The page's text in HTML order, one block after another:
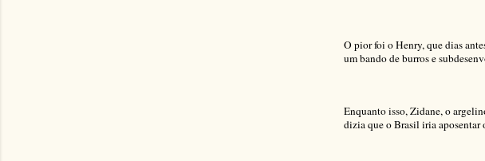
O pior foi o Henry, que dias
um bando de burros e
Enquanto isso, Zidane, o
dizia que o Brasil iria aposentar